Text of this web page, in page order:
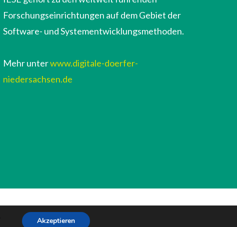
Forschungseinrichtungen auf dem Gebiet der
Software- und Systementwicklungsmethoden.
Mehr unterwww.digitale-doerfer-
niedersachsen.de
Akzeptieren